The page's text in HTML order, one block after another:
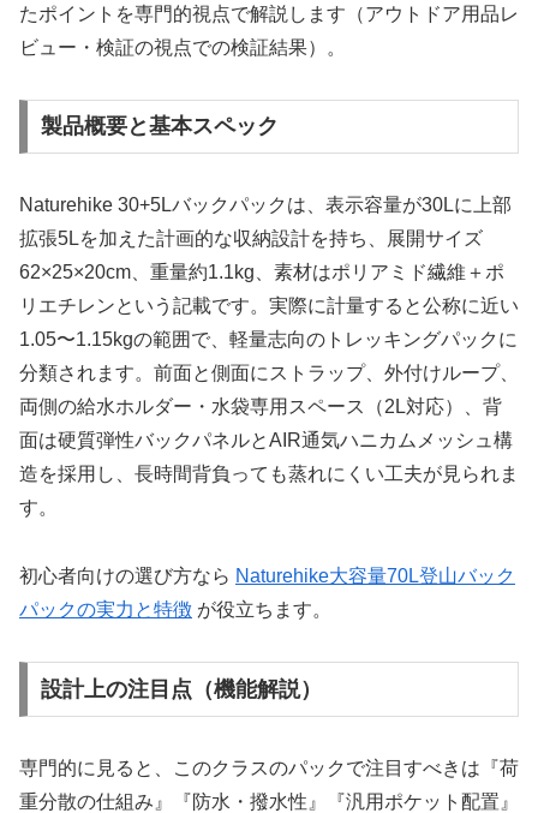
たポイントを専門的視点で解説します（アウトドア用品レ
ビュー・検証の視点での検証結果）。
製品概要と基本スペック
Naturehike 30+5Lバックパックは、表示容量が30Lに上部
拡張5Lを加えた計画的な収納設計を持ち、展開サイズ
62×25×20cm、重量約1.1kg、素材はポリアミド繊維＋ポ
リエチレンという記載です。実際に計量すると公称に近い
1.05〜1.15kgの範囲で、軽量志向のトレッキングパックに
分類されます。前面と側面にストラップ、外付けループ、
両側の給水ホルダー・水袋専用スペース（2L対応）、背
面は硬質弾性バックパネルとAIR通気ハニカムメッシュ構
造を採用し、長時間背負っても蒸れにくい工夫が見られま
す。
初心者向けの選び方なら Naturehike大容量70L登山バック
パックの実力と特徴 が役立ちます。
設計上の注目点（機能解説）
専門的に見ると、このクラスのパックで注目すべきは『荷
重分散の仕組み』『防水・撥水性』『汎用ポケット配置』